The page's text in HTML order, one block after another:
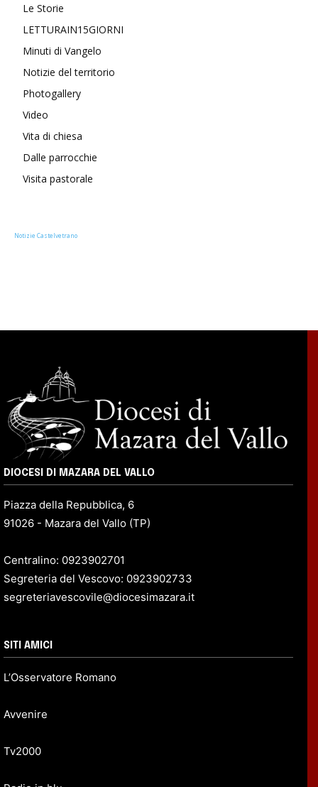
Le Storie
LETTURAIN15GIORNI
Minuti di Vangelo
Notizie del territorio
Photogallery
Video
Vita di chiesa
Dalle parrocchie
Visita pastorale
Notizie Castelvetrano
DIOCESI DI MAZARA DEL VALLO
Piazza della Repubblica, 6
91026 - Mazara del Vallo (TP)
Centralino: 0923902701
Segreteria del Vescovo: 0923902733
segreteriavescovile@diocesimazara.it
SITI AMICI
L’Osservatore Romano
Avvenire
Tv2000